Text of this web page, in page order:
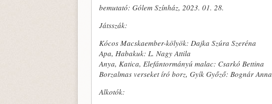
bemutató: Gólem Színház, 2023. 01. 28.
Játsszák:
Kócos Macskaember-kölyök: Dajka Szúra Szeréna
Apa, Habakuk: L. Nagy Attila
Anya, Katica, Elefántormányú malac: Csarkó Bettina
Borzalmas verseket író borz, Gyík Győző: Bognár Anna
Alkotók: